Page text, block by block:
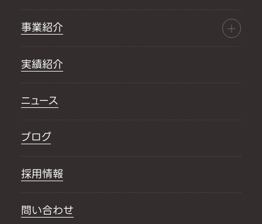
事業紹介
実績紹介
ニュース
ブログ
採用情報
問い合わせ